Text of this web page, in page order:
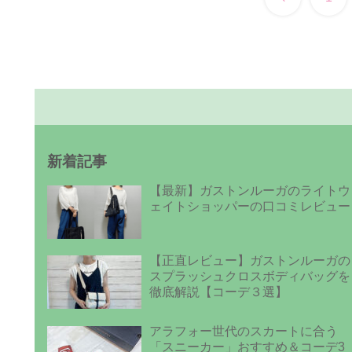
新着記事
【最新】ガストンルーガのライトウ
ェイトショッパーの口コミレビュー
【正直レビュー】ガストンルーガの
スプラッシュクロスボディバッグを
徹底解説【コーデ３選】
アラフォー世代のスカートに合う
「スニーカー」おすすめ＆コーデ3